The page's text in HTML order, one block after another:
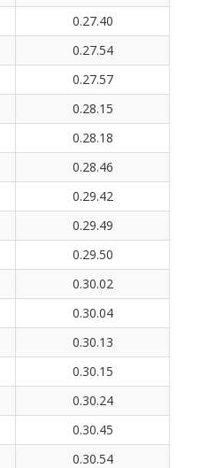
0.27.40
0.27.54
0.27.57
0.28.15
0.28.18
0.28.46
0.29.42
0.29.49
0.29.50
0.30.02
0.30.04
0.30.13
0.30.15
0.30.24
0.30.45
0.30.54